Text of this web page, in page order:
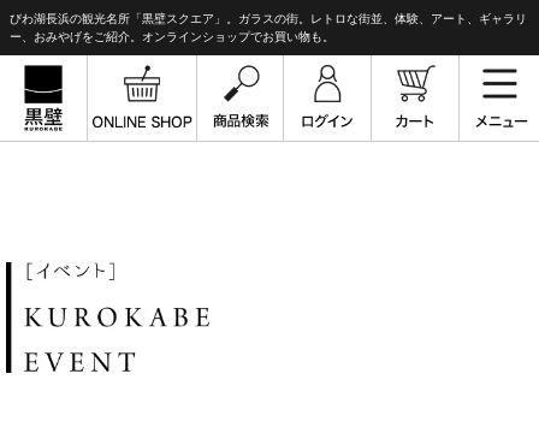
びわ湖長浜の観光名所「黒壁スクエア」。ガラスの街。レトロな街並、体験、アート、ギャラリ
ー、おみやげをご紹介。オンラインショップでお買い物も。